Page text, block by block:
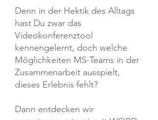
Denn in der Hektik des Alltags
hast Du zwar das
Videokonferenztool
kennengelernt, doch welche
Möglichkeiten MS-Teams in der
Zusammenarbeit ausspielt,
dieses Erlebnis fehlt?
Dann entdecken wir